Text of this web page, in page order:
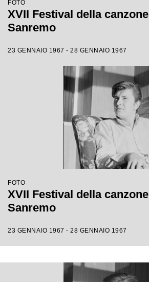
FOTO
XVII Festival della
Sanremo
23 GENNAIO 1967 - 28 GENNAIO 1967
FOTO
XVII Festival della
Sanremo
23 GENNAIO 1967 - 28 GENNAIO 1967